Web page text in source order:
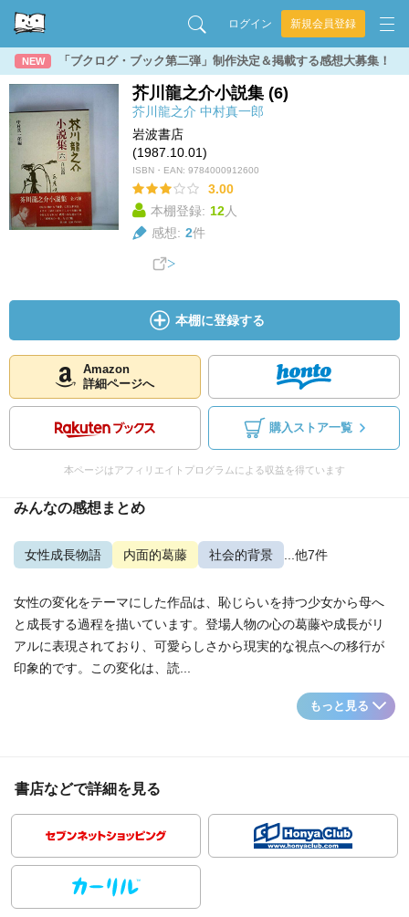
ログイン 新規会員登録
NEW 「ブクログ・ブック第二弾」制作決定＆掲載する感想大募集！
芥川龍之介小説集 (6)
芥川龍之介 中村真一郎
岩波書店
(1987.10.01)
ISBN・EAN: 9784000912600
3.00
本棚登録: 12人
感想: 2件
本棚に登録する
Amazon
詳細ページへ
購入ストア一覧
本ページはアフィリエイトプログラムによる収益を得ています
みんなの感想まとめ
女性成長物語 内面的葛藤 社会的背景 ...他7件
女性の変化をテーマにした作品は、恥じらいを持つ少女から母へ
と成長する過程を描いています。登場人物の心の葛藤や成長がリ
アルに表現されており、可愛らしさから現実的な視点への移行が
印象的です。この変化は、読...
もっと見る
書店などで詳細を見る